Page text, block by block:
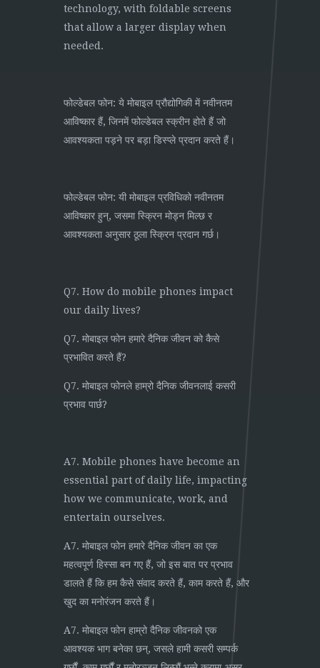
technology, with foldable screens
that allow a larger display when
needed.
फोल्डेबल फोन: ये मोबाइल प्रौद्योगिकी में नवीनतम
आविष्कार हैं, जिनमें फोल्डेबल स्क्रीन होते हैं जो
आवश्यकता पड़ने पर बड़ा डिस्प्ले प्रदान करते हैं।
फोल्डेबल फोन: यी मोबाइल प्रविधिको नवीनतम
आविष्कार हुन्, जसमा स्क्रिन मोड्न मिल्छ र
आवश्यकता अनुसार ठूला स्क्रिन प्रदान गर्छ।
Q7. How do mobile phones impact
our daily lives?
Q7. मोबाइल फोन हमारे दैनिक जीवन को कैसे
प्रभावित करते हैं?
Q7. मोबाइल फोनले हाम्रो दैनिक जीवनलाई कसरी
प्रभाव पार्छ?
A7. Mobile phones have become an
essential part of daily life, impacting
how we communicate, work, and
entertain ourselves.
A7. मोबाइल फोन हमारे दैनिक जीवन का एक
महत्वपूर्ण हिस्सा बन गए हैं, जो इस बात पर प्रभाव
डालते हैं कि हम कैसे संवाद करते हैं, काम करते हैं, और
खुद का मनोरंजन करते हैं।
A7. मोबाइल फोन हाम्रो दैनिक जीवनको एक
आवश्यक भाग बनेका छन्, जसले हामी कसरी सम्पर्क